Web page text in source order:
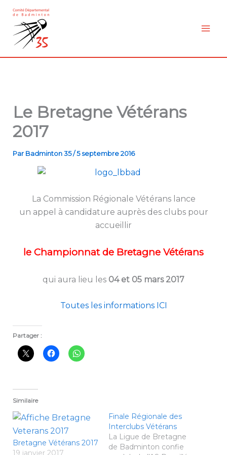
contenu
Le Bretagne Vétérans
2017
Par Badminton 35/5 septembre 2016
La Commission Régionale Vétérans lance
un appel à candidature auprès des clubs pour
accueillir
le Championnat de Bretagne Vétérans
qui aura lieu les 04 et 05 mars 2017
Toutes les informations ICI
Partager :
Similaire
Bretagne Vétérans 2017
19 janvier 2017
Finale Régionale des
Interclubs Vétérans
La Ligue de Bretagne
de Badminton confie